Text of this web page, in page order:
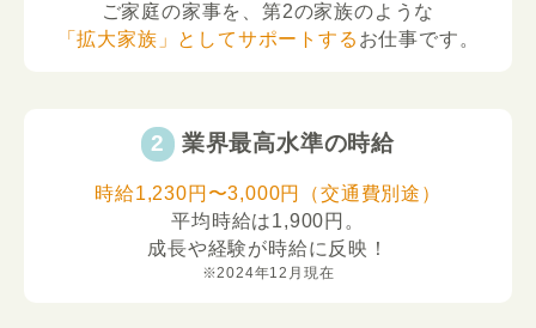
ご家庭の家事を、第2の家族のような
「拡大家族」としてサポートする お仕事です。
業界最高水準の時給
時給1,230円〜3,000円（交通費別途）
平均時給は1,900円。
成長や経験が時給に反映！
※2024年12月現在